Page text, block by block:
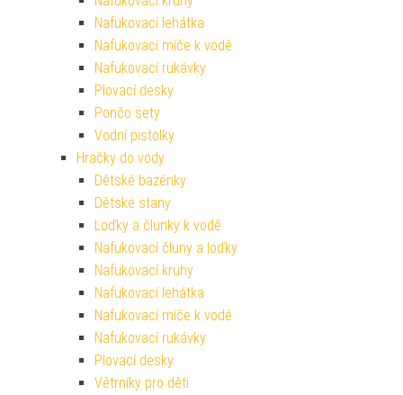
Nafukovací lehátka
Nafukovací míče k vodě
Nafukovací rukávky
Plovací desky
Pončo sety
Vodní pistolky
Hračky do vody
Dětské bazénky
Dětské stany
Loďky a člunky k vodě
Nafukovací čluny a loďky
Nafukovací kruhy
Nafukovací lehátka
Nafukovací míče k vodě
Nafukovací rukávky
Plovací desky
Větrníky pro děti